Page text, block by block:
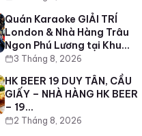
Quán Karaoke GIẢI TRÍ
London & Nhà Hàng Trâu
Ngon Phú Lương tại Khu…
3 Tháng 8, 2026
HK BEER 19 DUY TÂN, CẦU
GIẤY – NHÀ HÀNG HK BEER
– 19…
2 Tháng 8, 2026